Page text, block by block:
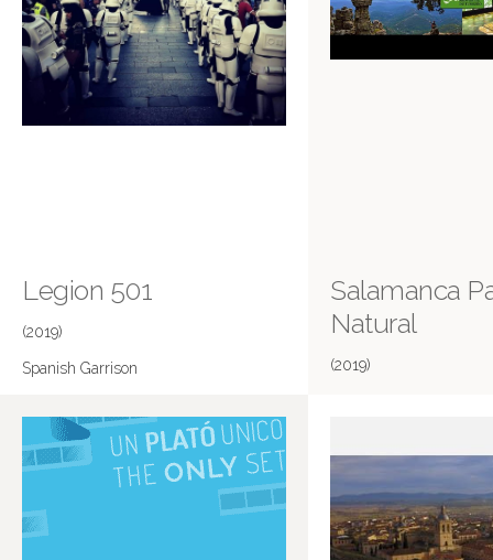
Legion 501
(2019)
Spanish Garrison
Salamanca
Natural
(2019)